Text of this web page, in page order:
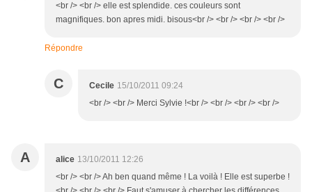
<br /> <br /> elle est splendide. ces couleurs sont
magnifiques. bon apres midi. bisous<br /> <br /> <br /> <br />
Répondre
C Cecile 15/10/2011 09:24
<br /> <br /> Merci Sylvie !<br /> <br /> <br /> <br />
A alice 13/10/2011 12:26
<br /> <br /> Ah ben quand même ! La voilà ! Elle est superbe !